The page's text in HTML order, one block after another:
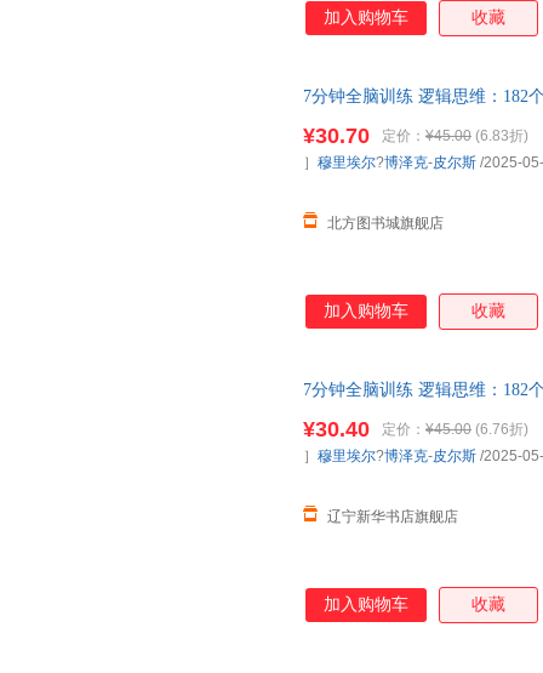
加入购物车 收藏
7分钟全脑训练 逻辑思维：182
票 多仓就近发货 85%城市次日
¥30.70 定价： ¥45.00 (6.83折)
北方图书城旗舰店
］ 穆里埃尔?博泽克-皮尔斯 /2025-
加入购物车 收藏
7分钟全脑训练 逻辑思维：182
票 多仓就近发货 85%城市次日
¥30.40 定价： ¥45.00 (6.76折)
辽宁新华书店旗舰店
］ 穆里埃尔?博泽克-皮尔斯 /2025-
加入购物车 收藏